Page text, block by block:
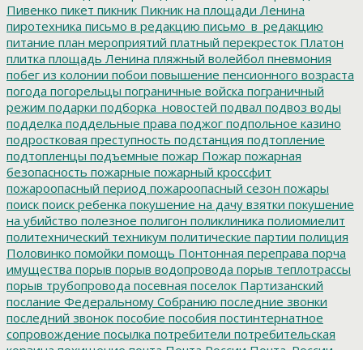
Пивенко пикет пикник Пикник на площади Ленина
пиротехника письмо в редакцию письмо_в_редакцию
питание план мероприятий платный перекресток Платон
плитка площадь Ленина пляжный волейбол пневмония
побег из колонии побои повышение пенсионного возраста
погода погорельцы пограничные войска пограничный
режим подарки подборка_новостей подвал подвоз воды
подделка поддельные права поджог подпольное казино
подростковая преступность подстанция подтопление
подтопленцы подъемные пожар Пожар пожарная
безопасность пожарные пожарный кроссфит
пожароопасный период пожароопасный сезон пожары
поиск поиск ребенка покушение на дачу взятки покушение
на убийство полезное полигон поликлиника полиомиелит
политехнический техникум политические партии полиция
Половинко помойки помощь Понтонная переправа порча
имущества порыв порыв водопровода порыв теплотрассы
порыв трубопровода посевная поселок Партизанский
послание Федеральному Собранию последние звонки
последний звонок пособие пособия постинтернатное
сопровождение посылка потребители потребительская